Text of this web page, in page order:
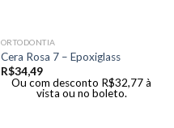
ORTODONTIA
Cera Rosa 7 – Epoxiglass
R$34,49
Ou com desconto R$32,77à
vista ou no boleto.